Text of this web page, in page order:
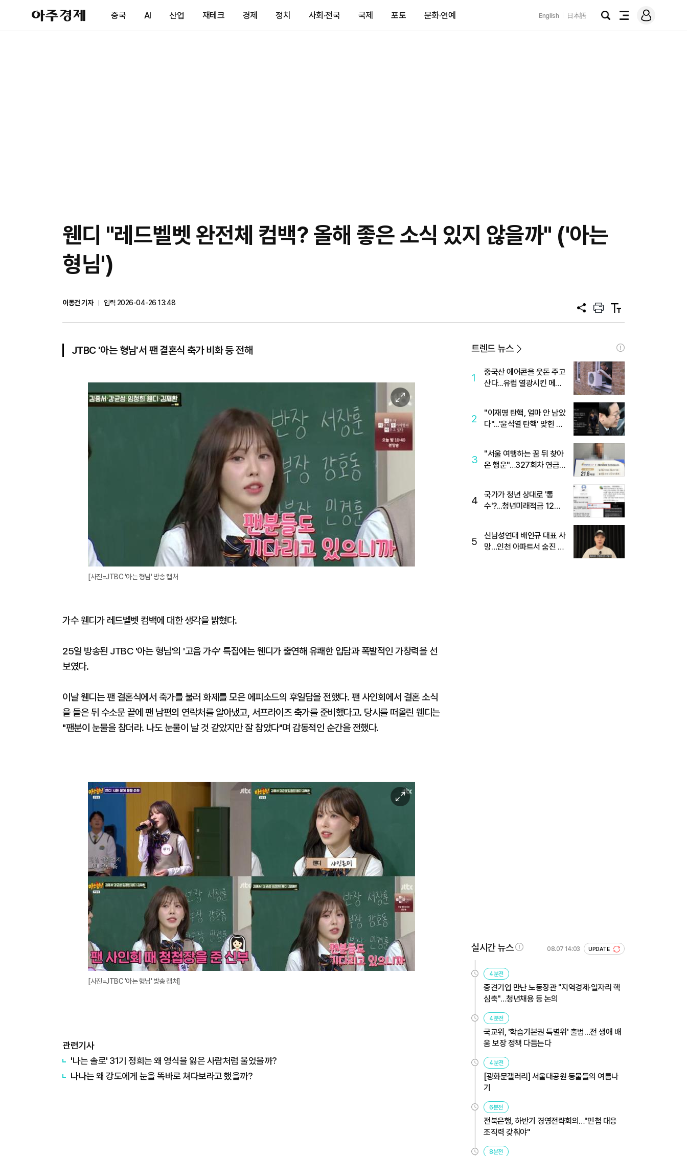
아
주
제
중국 AI 산업 재테크 경제 정치 사회·전국 국제 포토 문화·연예 English 日本語
검
전
메
그
웬디 "레드벨벳 완전체 컴백? 올해 좋은 소식 있지 않을까" ('아는
형님')
이동건 기자
입력 2026-04-26 13:48
공
프
트
텍
트
JTBC '아는 형님'서 팬 결혼식 축가 비화 등 전해
이
미
지
확
[사진=JTBC '아는 형님' 방송 캡처
가수 웬디가 레드벨벳 컴백에 대한 생각을 밝혔다.
25일 방송된 JTBC '아는 형님'의 '고음 가수' 특집에는 웬디가 출연해 유쾌한 입담과 폭발적인 가창력을 선
보였다.
이날 웬디는 팬 결혼식에서 축가를 불러 화제를 모은 에피소드의 후일담을 전했다. 팬 사인회에서 결혼 소식
을 들은 뒤 수소문 끝에 팬 남편의 연락처를 알아냈고, 서프라이즈 축가를 준비했다고. 당시를 떠올린 웬디는
"팬분이 눈물을 참더라. 나도 눈물이 날 것 같았지만 잘 참았다"며 감동적인 순간을 전했다.
이
미
[사진=JTBC '아는 형님' 방송 캡처]
관련기사
'나는 솔로' 31기 정희는 왜 영식을 잃은 사람처럼 울었을까?
나나는 왜 강도에게 눈을 똑바로 쳐다보라고 했을까?
트렌드 뉴스
1
중국산 에어콘을 웃돈 주고
산다...유럽 열광시킨 메이
2
"이재명 탄핵, 얼마 안 남았
다"...'윤석열 탄핵' 맞힌 무
3
"서울 여행하는 꿈 뒤 찾아
온 행운"…327회차 연금
4
국가가 청년 상대로 '통
수'?...청년미래적금 12%
5
신남성연대 배인규 대표 사
망…인천 아파트서 숨진 채
실시간 뉴스 08.07 14:03 UPDATE
4분전
중견기업 만난 노동장관 "지역경제·일자리 핵
심축"…청년채용 등 논의
4분전
국교위, '학습기본권 특별위' 출범…전 생애 배
움 보장 정책 다듬는다
4분전
[광화문갤러리] 서울대공원 동물들의 여름나
기
6분전
전북은행, 하반기 경영전략회의…"민첩 대응
조직력 갖춰야"
8분전